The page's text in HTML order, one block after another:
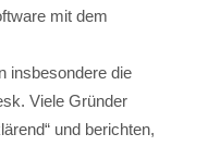
mit dem
insbesondere die
Viele Gründer
und berichten,